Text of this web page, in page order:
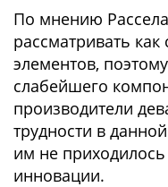
По мнению
рассматривать
элементов,
слабейшего
производители
трудности в
им не
инновации.